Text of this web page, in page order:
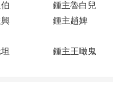
伯 鍾主魯白兒
興 鍾主趙婢
坦 鍾主王噉鬼